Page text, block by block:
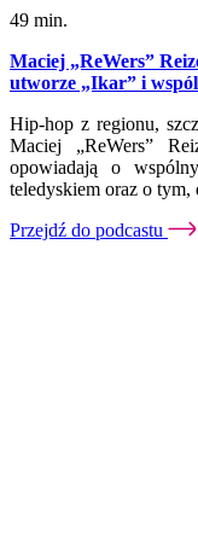
49 min.
Maciej „ReWers”
utworze „Ikar” i
Hip-hop z regionu,
Maciej „ReWers”
opowiadają o
teledyskiem oraz o tym,
Przejdź do podcastu